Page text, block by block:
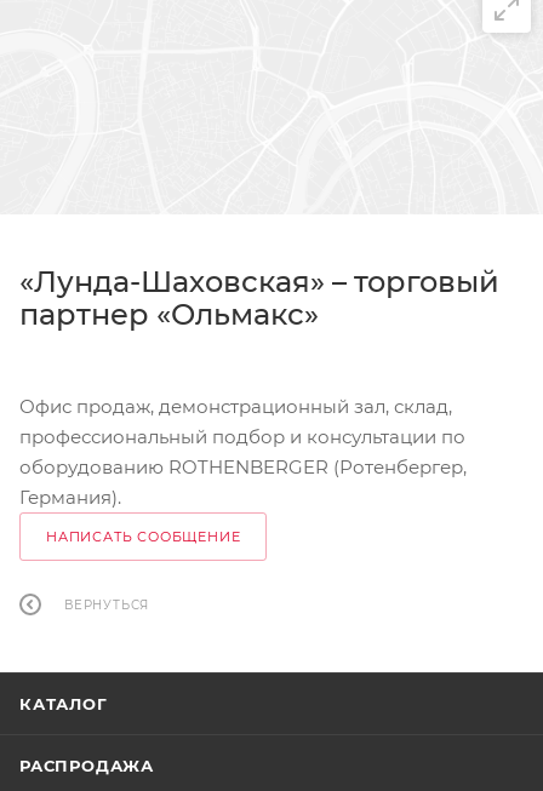
«Лунда-Шаховская» – торговый
партнер «Ольмакс»
Офис продаж, демонстрационный зал, склад,
профессиональный подбор и консультации по
оборудованию ROTHENBERGER (Ротенбергер,
Германия).
НАПИСАТЬ СООБЩЕНИЕ
ВЕРНУТЬСЯ
КАТАЛОГ
РАСПРОДАЖА